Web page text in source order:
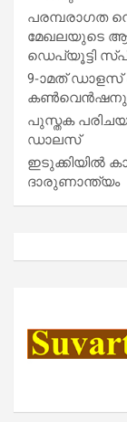
പരമ്പരാഗത
മേഖലയുടെ
ഡെപ്യൂട്ടി
9-ാമത്
കൺവെൻഷനു
പുസ്തക
ഡാലസ്
ഇടുക്കിയിൽ
ദാരുണാന്ത്യം